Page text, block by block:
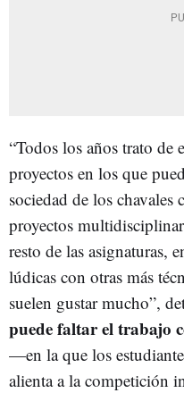
“Todos los años trato de
proyectos en los que
sociedad de los
proyectos
resto de las asignaturas,
lúdicas con otras más
suelen gustar mucho”,
puede faltar el trabajo
—en la que los
alienta a la competición